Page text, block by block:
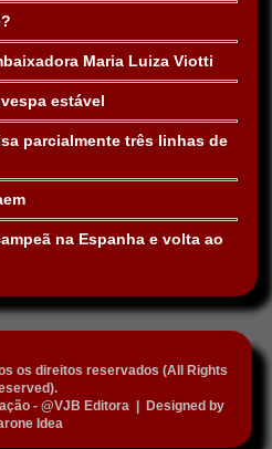
Maria Luiza Viotti
estável
parcialmente três linhas de
na Espanha e volta ao
os direitos reservados (All Rights
- @VJB Editora|
Designed by
Idea